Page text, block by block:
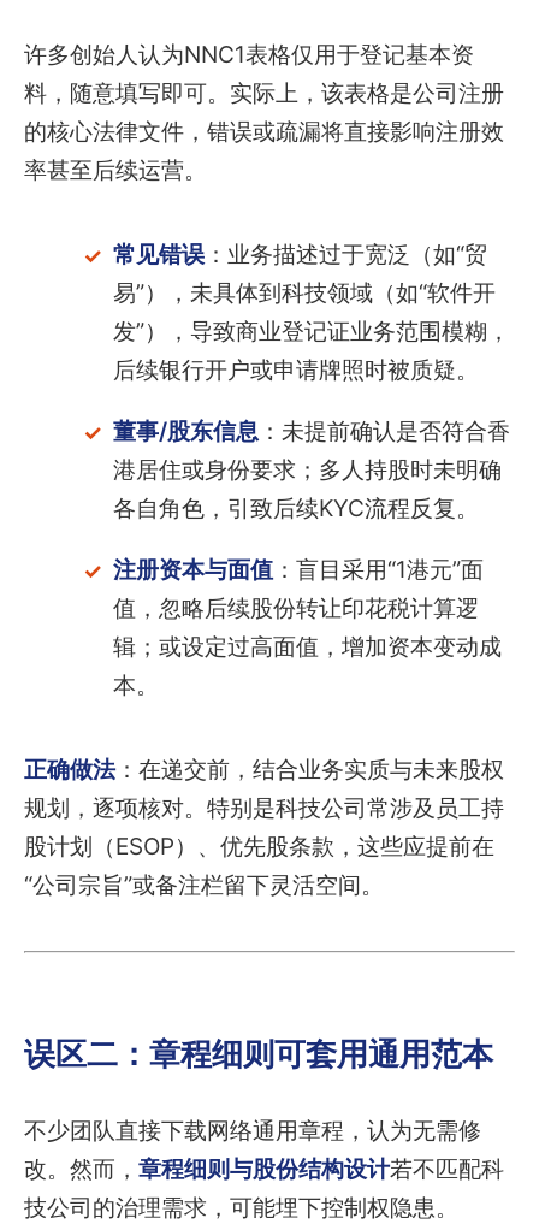
许多创始人认为NNC1表格仅用于登记基本资
料，随意填写即可。实际上，该表格是公司注册
的核心法律文件，错误或疏漏将直接影响注册效
率甚至后续运营。
常见错误：业务描述过于宽泛（如“贸
易”），未具体到科技领域（如“软件开
发”），导致商业登记证业务范围模糊，
后续银行开户或申请牌照时被质疑。
董事/股东信息：未提前确认是否符合香
港居住或身份要求；多人持股时未明确
各自角色，引致后续KYC流程反复。
注册资本与面值：盲目采用“1港元”面
值，忽略后续股份转让印花税计算逻
辑；或设定过高面值，增加资本变动成
本。
正确做法：在递交前，结合业务实质与未来股权
规划，逐项核对。特别是科技公司常涉及员工持
股计划（ESOP）、优先股条款，这些应提前在
“公司宗旨”或备注栏留下灵活空间。
误区二：章程细则可套用通用范本
不少团队直接下载网络通用章程，认为无需修
改。然而， 章程细则与股份结构设计若不匹配科
技公司的治理需求，可能埋下控制权隐患。